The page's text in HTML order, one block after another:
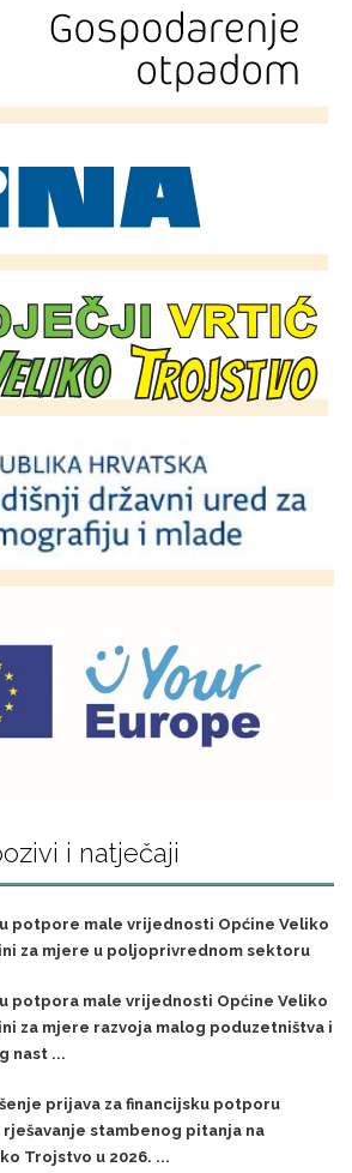
i natječaji
potpore male vrijednosti Općine Veliko
za mjere u poljoprivrednom sektoru
potpora male vrijednosti Općine Veliko
za mjere razvoja malog poduzetništva i
nast ...
prijava za financijsku potporu
stambenog pitanja na
Trojstvo u 2026. ...